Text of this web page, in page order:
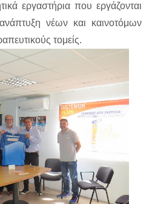
εργαστήρια που εργάζονται
νέων και καινοτόμων
τομείς.